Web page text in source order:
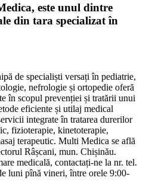
este unul dintre
din tara specializat în
de specialiști versați în pediatrie,
nefrologie și ortopedie oferă
în scopul prevenției și tratării unui
eficiente și utilaj medical
integrate în tratarea durerilor
fizioterapie, kinetoterapie,
terapeutic. Multi Medica se află
Râșcani, mun. Chișinău.
medicală, contactați-ne la nr. tel.
luni pînă vineri, între orele 9:00-